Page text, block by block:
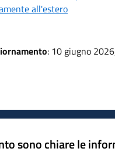
all'estero
: 10 giugno
sono chiare le